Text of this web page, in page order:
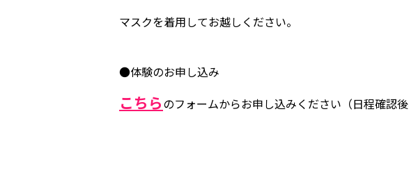
マスクを着用してお越しください。
●体験のお申し込み
こちらのフォームからお申し込みください（日程確認